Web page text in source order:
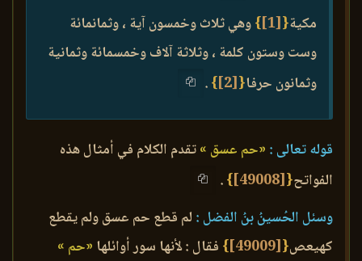
مكية{
[1]
}وهي ثلاث وخمسون آية ، وثمانمائة
وست وستون كلمة ، وثلاثة آلاف وخمسمائة وثمانية
وثمانون حرفا{
[2]
}
.
قوله تعالى : «حم عسق »تقدم الكلام في أمثال هذه
الفواتح{
[49008]
}
.
وسئل الحُسينُ بنُ الفضل : لم قطع حم عسق ولم يقطع
كهيعص{
[49009]
} فقال : لأنها سور أوائلها «حم »